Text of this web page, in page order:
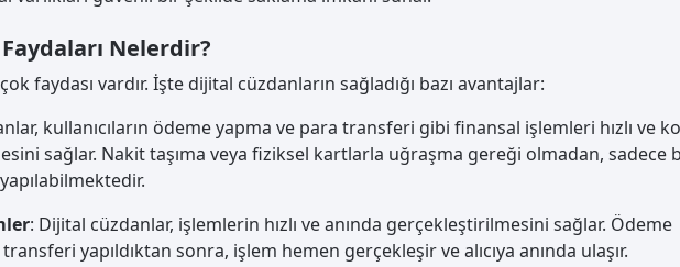
Nelerdir?
faydası vardır. İşte dijital cüzdanların sağladığı bazı avantajlar:
kullanıcıların ödeme yapma ve para transferi gibi finansal işlemleri hızlı ve
sağlar. Nakit taşıma veya fiziksel kartlarla uğraşma gereği olmadan, sadece
: Dijital cüzdanlar, işlemlerin hızlı ve anında gerçekleştirilmesini sağlar. Ödeme
yapıldıktan sonra, işlem hemen gerçekleşir ve alıcıya anında ulaşır.